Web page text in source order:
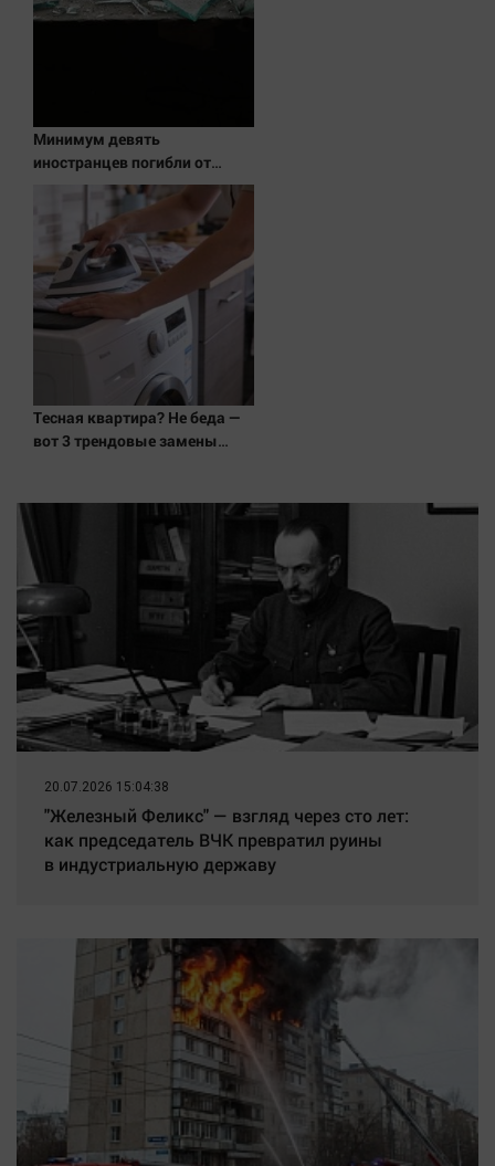
Минимум девять
иностранцев погибли от
удара ВСУ в Нижнекамске
Тесная квартира? Не беда —
вот 3 трендовые замены
20.07.2026 15:04:38
"Железный Феликс" — взгляд через сто лет:
как председатель ВЧК превратил руины
в индустриальную державу